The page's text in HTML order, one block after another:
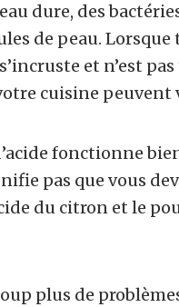
dure, des
de peau.
et n’est
cuisine peuvent
fonctionne
pas que vous
du citron et le
plus de